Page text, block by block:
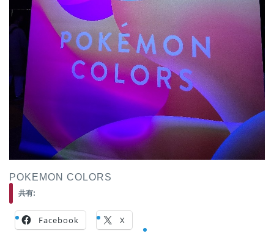
POKEMON COLORS
共有:
Facebook X